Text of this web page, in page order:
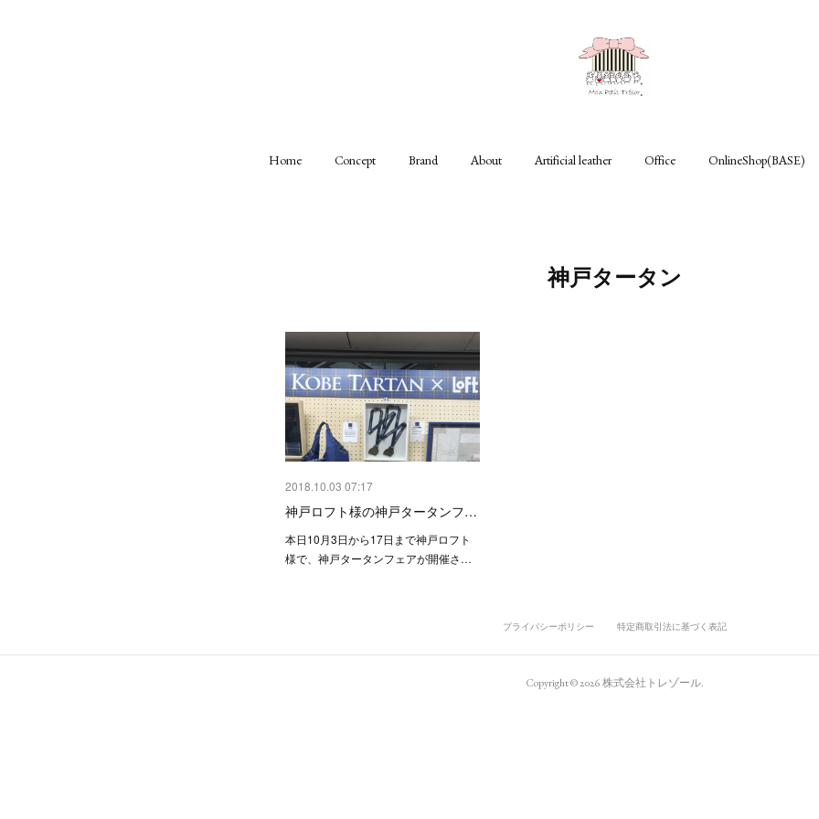
Home Concept Brand About Artificial leather Office OnlineShop(BASE)
神戸タータン
2018.10.03 07:17
神戸ロフト様の神戸タータンフ…
本日10月3日から17日まで神戸ロフト
様で、神戸タータンフェアが開催さ…
プライバシーポリシー 特定商取引法に基づく表記
Copyright ©2026株式会社トレゾール.